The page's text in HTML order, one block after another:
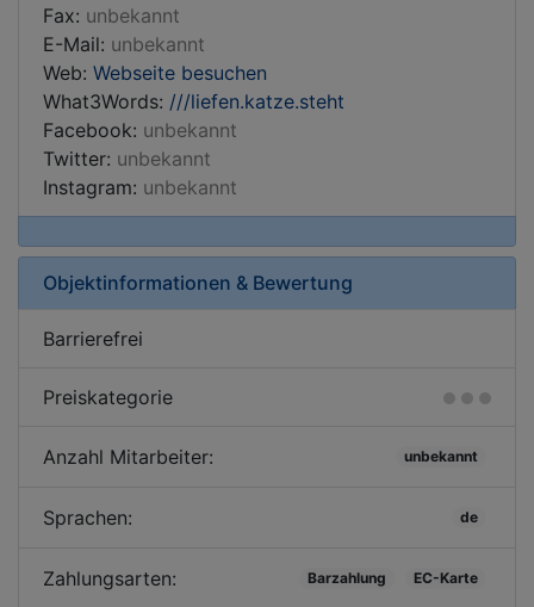
Fax: unbekannt
E-Mail: unbekannt
Web: Webseite besuchen
What3Words: ///liefen.katze.steht
Facebook: unbekannt
Twitter: unbekannt
Instagram: unbekannt
Objektinformationen & Bewertung
Barrierefrei
Preiskategorie
Anzahl Mitarbeiter: unbekannt
Sprachen: de
Zahlungsarten: Barzahlung EC-Karte